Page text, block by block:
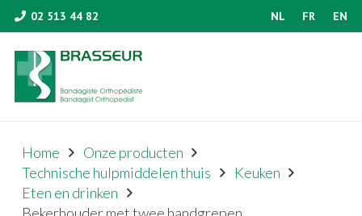
02 513 44 82 NL FR EN
Home
Onze producten
Technische hulpmiddelen thuis
Keuken
Eten en drinken